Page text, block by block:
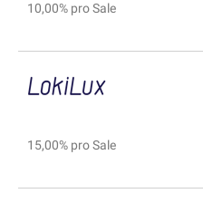
10,00% pro Sale
15,00% pro Sale